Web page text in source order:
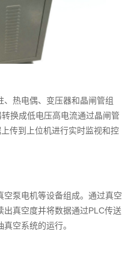
热电偶、变压器和晶闸管组
换成低电压高电流通过晶闸管
传到上位机进行实时监视和控
泵电机等设备组成。通过真空
出真空度并将数据通过PLC传送
空系统的运行。